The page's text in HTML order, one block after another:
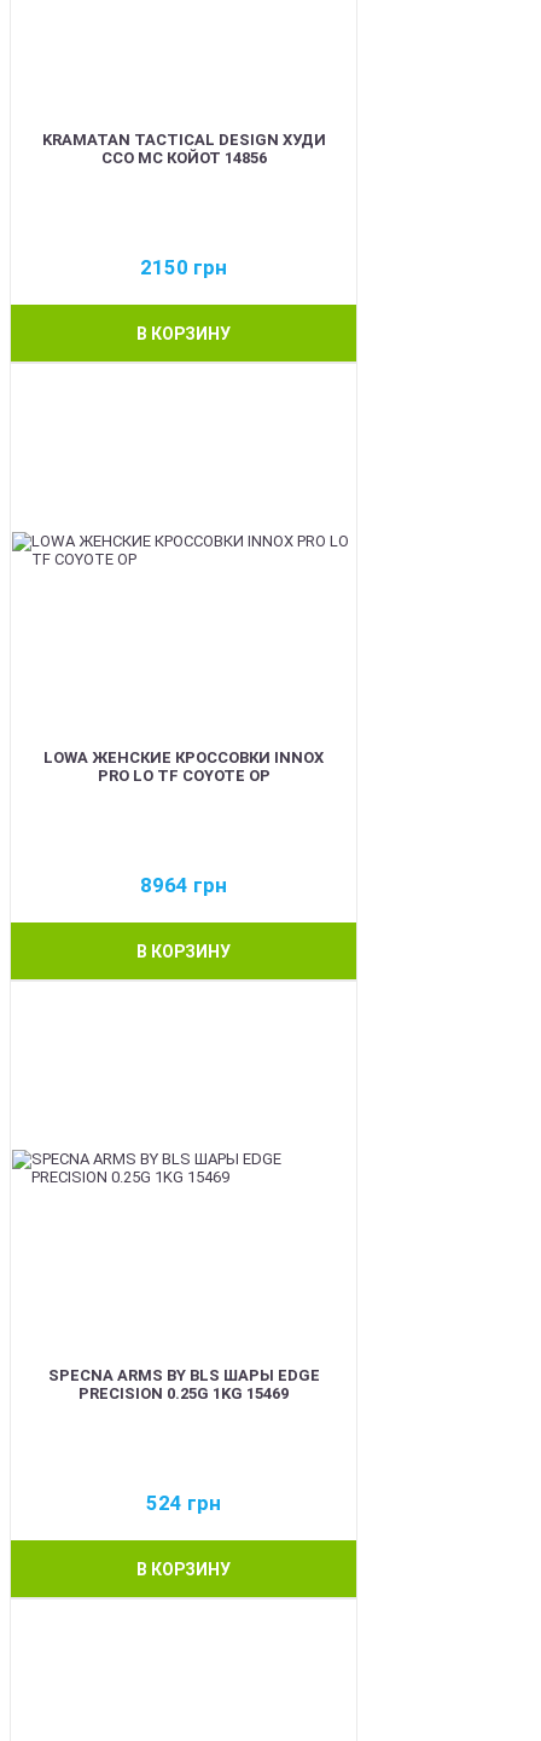
KRAMATAN TACTICAL DESIGN ХУДИ
ССО МС КОЙОТ 14856
2150 грн
В КОРЗИНУ
LOWA ЖЕНСКИЕ КРОССОВКИ INNOX
PRO LO TF COYOTE OP
8964 грн
В КОРЗИНУ
SPECNA ARMS BY BLS ШАРЫ EDGE
PRECISION 0.25G 1KG 15469
524 грн
В КОРЗИНУ